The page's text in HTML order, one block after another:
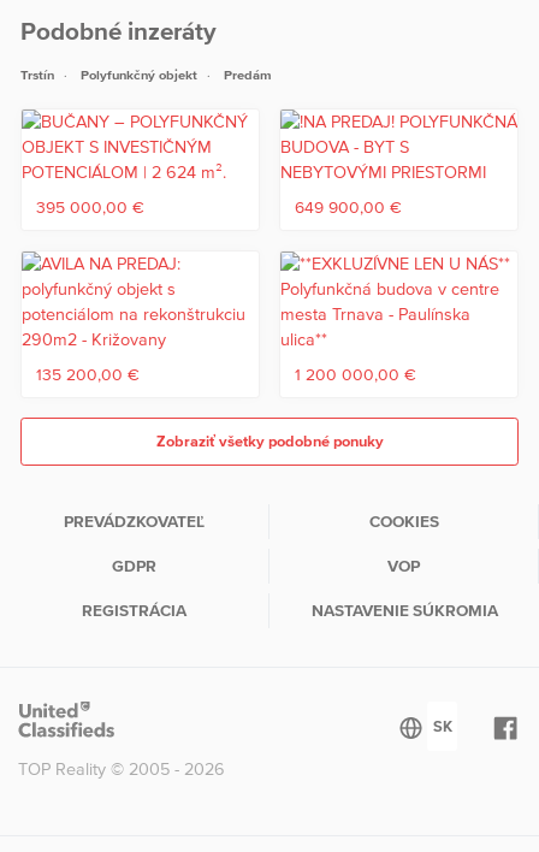
Podobné inzeráty
Trstín Polyfunkčný objekt Predám
395 000,00 € 649 900,00 €
135 200,00 € 1 200 000,00 €
Zobraziť všetky podobné ponuky
PREVÁDZKOVATEĽ COOKIES
GDPR VOP
REGISTRÁCIA NASTAVENIE SÚKROMIA
TOP Reality © 2005 - 2026